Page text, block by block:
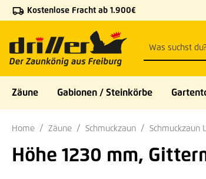
Hauptinhalt springen
Zur Suche springen
Zur Hauptnavigation springen
Kostenlose Fracht ab 1.900€
Zäune Gabionen / Steinkörbe
Home Zäune Schmuckzaun Schmuckzaun
Höhe 1230 mm,